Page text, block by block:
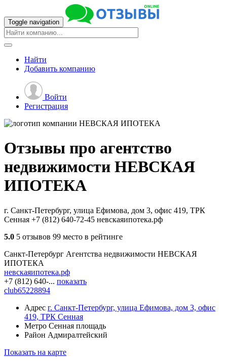
Toggle navigation
Найти
Добавить компанию
Войти
Регистрация
Отзывы про агентство
недвижимости НЕВСКАЯ
ИПОТЕКА
г. Санкт-Петербург, улица Ефимова, дом 3, офис 419, ТРК
Сенная +7 (812) 640-72-45 невскаяипотека.рф
5.0 5 отзывов 99 место в рейтинге
Санкт-Петербург Агентства недвижимости НЕВСКАЯ
ИПОТЕКА
невскаяипотека.рф
+7 (812) 640-... показать
club65228894
Адрес г. Санкт-Петербург, улица Ефимова, дом 3, офис
419, ТРК Сенная
Метро Сенная площадь
Район Адмиралтейский
Показать на карте